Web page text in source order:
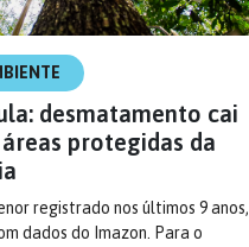
desmatamento cai
áreas protegidas da
registrado nos últimos 9 anos,
dados do Imazon. Para o